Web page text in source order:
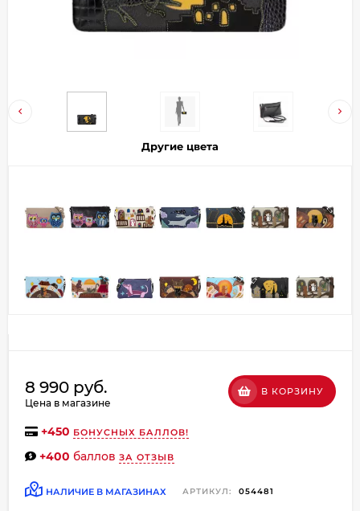
Другие цвета
8 990 руб.
Цена в магазине
В КОРЗИНУ
+450 БОНУСНЫХ БАЛЛОВ!
+400 баллов ЗА ОТЗЫВ
НАЛИЧИЕ В МАГАЗИНАХ АРТИКУЛ: 054481
Оплачивайте сегодня только
выбранный способом
по25%каждые 2 недели
Подробнее
2 недели
Остались вопросы?
plait.ru